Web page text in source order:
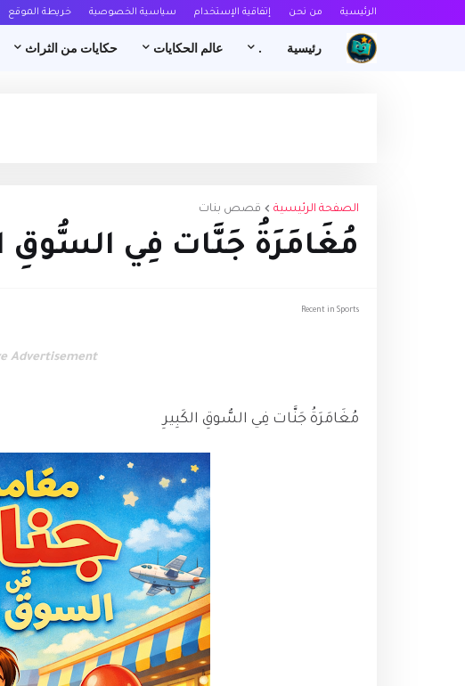
الرئيسية من نحن إتفاقية الإستخدام سياسية الخصوصية خريطة الموقع
رئيسية . عالم الحكايات حكايات من الثراث
الصفحة الرئيسية قصص بنات
مُغَامَرَةُ جَنَّات فِي السُّوقِ
Recent in Sports
Advertisement
مُغَامَرَةُ جَنَّات فِي السُّوقِ الكَبِيرِ